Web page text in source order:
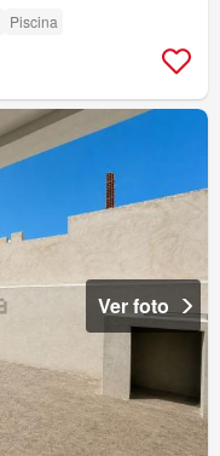
Piscina
Ver foto